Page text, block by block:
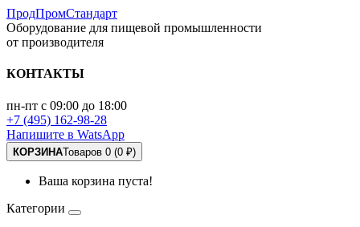
ПродПромСтандарт
Оборудование для пищевой промышленности
от производителя
КОНТАКТЫ
пн-пт с 09:00 до 18:00
+7 (495) 162-98-28
Напишите в WatsApp
КОРЗИНАТоваров 0 (0 ₽)
Ваша корзина пуста!
Категории